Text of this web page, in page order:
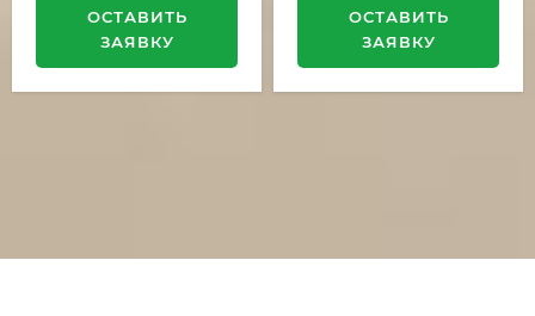
ОСТАВИТЬ
ЗАЯВКУ
ОСТАВИТЬ
ЗАЯВКУ